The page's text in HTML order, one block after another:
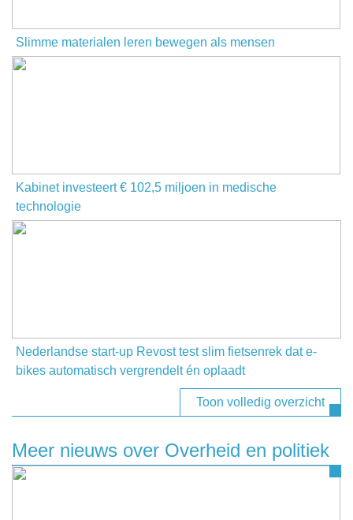
Slimme materialen leren bewegen als mensen
Kabinet investeert € 102,5 miljoen in medische
technologie
Nederlandse start-up Revost test slim fietsenrek dat e-
bikes automatisch vergrendelt én oplaadt
Toon volledig overzicht
Meer nieuws over Overheid en politiek